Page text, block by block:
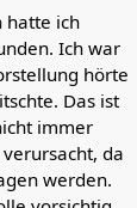
hatte ich
Ich war
hörte
Das ist
immer
da
werden.